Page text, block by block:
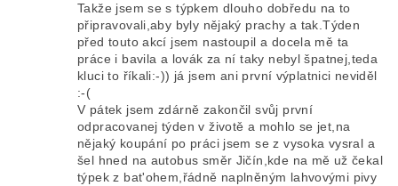
Takže jsem se s týpkem dlouho dobředu na to
připravovali,aby byly nějaký prachy a tak.Týden
před touto akcí jsem nastoupil a docela mě ta
práce i bavila a lovák za ní taky nebyl špatnej,teda
kluci to říkali:-)) já jsem ani první výplatnici neviděl
:-(
V pátek jsem zdárně zakončil svůj první
odpracovanej týden v životě a mohlo se jet,na
nějaký koupání po práci jsem se z vysoka vysral a
šel hned na autobus směr Jičín,kde na mě už čekal
týpek z bat'ohem,řádně naplněným lahvovými pivy